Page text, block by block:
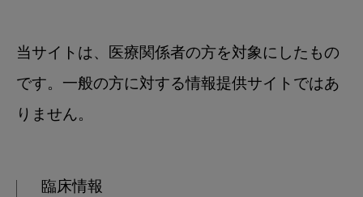
当サイトは、医療関係者の方を対象にしたもの
です。一般の方に対する情報提供サイトではあ
りません。
臨床情報